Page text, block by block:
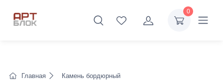
0
Главная Камень бордюрный